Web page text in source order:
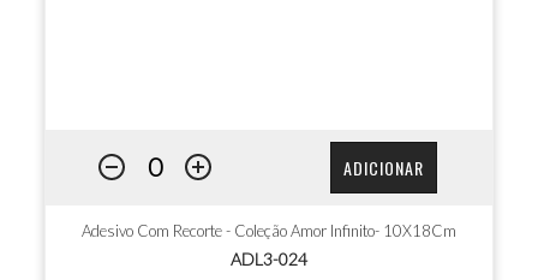
ADICIONAR
Adesivo Com Recorte - Coleção Amor Infinito- 10X18Cm
ADL3-024